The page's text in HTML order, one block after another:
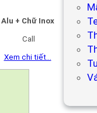
Alu + Chữ Inox
Call
Xem chi tiết…